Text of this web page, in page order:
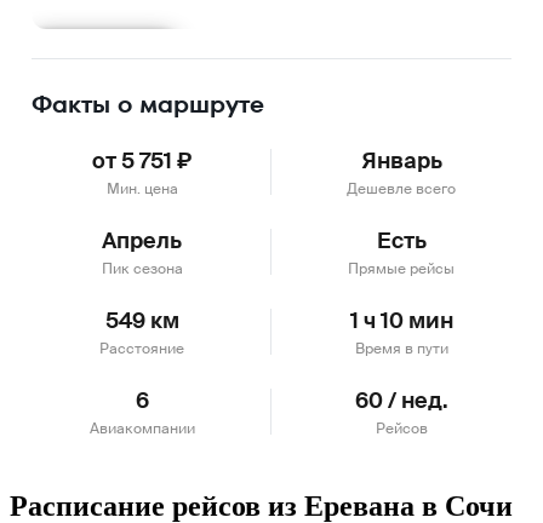
Факты о маршруте
от 5 751 ₽
Мин. цена
Январь
Дешевле всего
Апрель
Пик сезона
Есть
Прямые рейсы
549 км
Расстояние
1 ч 10 мин
Время в пути
6
Авиакомпании
60 / нед.
Рейсов
Расписание рейсов из Еревана в Сочи